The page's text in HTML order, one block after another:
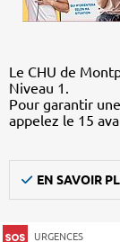
Le CHU de
Niveau 1.
Pour garantir
appelez le 15
EN SAVOIR
URGENCES